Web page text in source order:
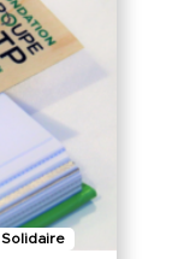
Solidaire